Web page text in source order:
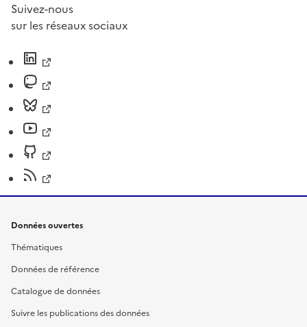
Suivez-nous
sur les réseaux sociaux
Données ouvertes
Thématiques
Données de référence
Catalogue de données
Suivre les publications des données